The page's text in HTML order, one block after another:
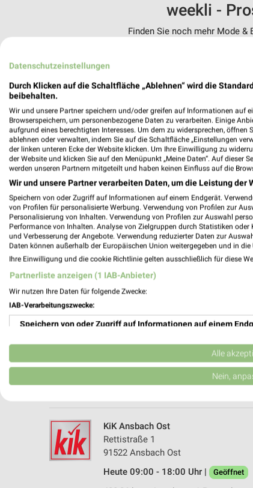
weekli -
Finden Sie noch mehr Mode &
✔Push-
Nutze weekli auch
KiK Ansbach
Heute 09:00 - 20:00 Uhr | Geöffnet
KiK Ansbach Ost
Rettistraße 1
91522 Ansbach Ost
Heute 09:00 - 18:00 Uhr |
Geöffnet
Datenschutzeinstellungen
Durch Klicken auf die Schaltfläche „Ablehnen“ wird die
beibehalten.
Wir und unsere Partner speichern und/oder greifen auf Informationen auf
Browserspeichern, um personenbezogene Daten zu verarbeiten. Einige
aufgrund eines berechtigten Interesses. Um dem zu widersprechen, öffnen
ablehnen oder verwalten, indem Sie auf die Schaltfläche „Einstellungen
der linken unteren Ecke der Website klicken. Um Ihre Einwilligung zu
der Website und klicken Sie auf den Menüpunkt „Meine Daten“. Auf dieser
werden unseren Partnern mitgeteilt und haben keinen Einfluss auf die
Wir und unsere Partner verarbeiten Daten, um die Leistung der
Speichern von oder Zugriff auf Informationen auf einem Endgerät.
von Profilen für personalisierte Werbung. Verwendung von Profilen zur
Personalisierung von Inhalten. Verwendung von Profilen zur Auswahl
Performance von Inhalten. Analyse von Zielgruppen durch Statistiken
und Verbesserung der Angebote. Verwendung reduzierter Daten zur
Daten können außerhalb der Europäischen Union weitergegeben und in die
Ihre Einwilligung und die cookie Richtlinie gelten ausschließlich für diese
Partnerliste anzeigen (1 IAB-Anbieter)
Wir nutzen Ihre Daten für folgende Zwecke:
IAB-Verarbeitungszwecke:
Speichern von oder Zugriff auf Informationen auf einem
Verwendung reduzierter Daten zur Auswahl von
Erstellung von Profilen für personalisierte Werbung
Erstellung von Profilen zur Personalisierung von Inhalten
Verwendung von Profilen zur Auswahl personalisierter Inhalte
Messung der Werbeleistung
Alle
Nein,